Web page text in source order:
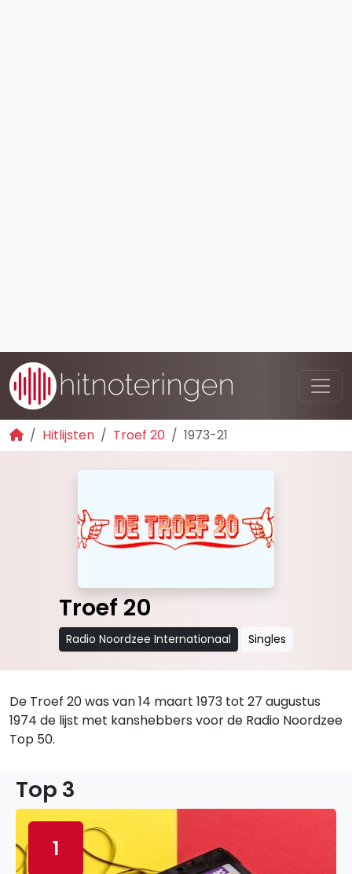
Hitlijsten Troef 20 1973-21
Troef 20
Radio Noordzee Internationaal Singles
De Troef 20 was van 14 maart 1973 tot 27 augustus
1974 de lijst met kanshebbers voor de Radio Noordzee
Top 50.
Top 3
1